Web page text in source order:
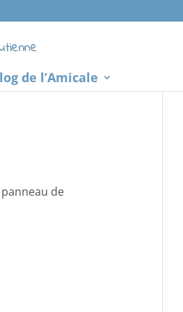
de l’Amicale
de